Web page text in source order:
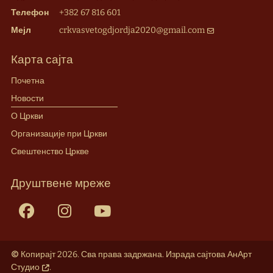
Телефон
+382 67 816 601
Мејл
crkvasvetogdjordja2020@gmail.com
Карта сајта
Почетна
Новости
О Цркви
Организације при Цркви
Свештенство Цркве
Друштвене мреже
FacebookInstagramYoutube
© Копирајт 2026. Сва права задржана. Израда сајтова АнАрт
Студио
.